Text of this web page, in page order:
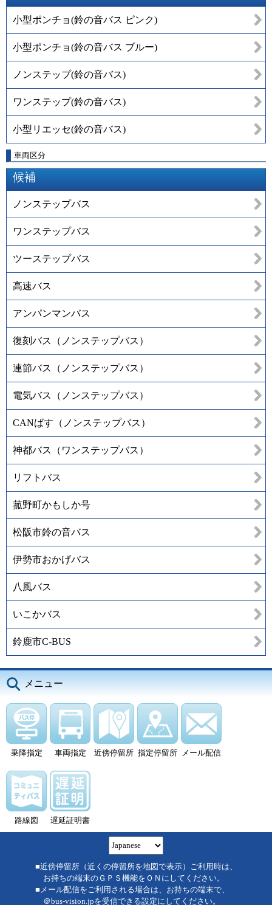
小型ポンチョ(鈴の音バス ピンク)
小型ポンチョ(鈴の音バス ブルー)
ノンステップ(鈴の音バス)
ワンステップ(鈴の音バス)
小型リエッセ(鈴の音バス)
車両区分
候補
ノンステップバス
ワンステップバス
ツーステップバス
高速バス
アンパンマンバス
復刻バス（ノンステップバス）
連節バス（ノンステップバス）
電気バス（ノンステップバス）
CANばす（ノンステップバス）
神都バス（ワンステップバス）
リフトバス
菰野町かもしか号
松阪市鈴の音バス
伊勢市おかげバス
八風バス
いこかバス
鈴鹿市C-BUS
メニュー
乗降指定 車両指定 近傍停留所 指定停留所 メール配信
路線図 遅延証明書
■近傍停留所（近くの停留所を地図で表示）ご利用時は、
お持ちの端末のＧＰＳ機能をＯＮにしてください。
■メール配信をご利用される場合は、お持ちの端末で、
＠bus-vision.jpを受信できる設定にしてください。